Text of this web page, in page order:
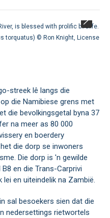
is blessed with prolific birdlife.
torquatus) © Ron Knight, License
streek lê langs die
die Namibiese grens met
die bevolkingsgetal byna 37
na meer as 80 000
en boerdery
die dorp se inwoners
Die dorp is 'n gewilde
en die Trans-Carprivi
en uiteindelik na Zambië.
sal besoekers sien dat die
nedersettings rietwortels